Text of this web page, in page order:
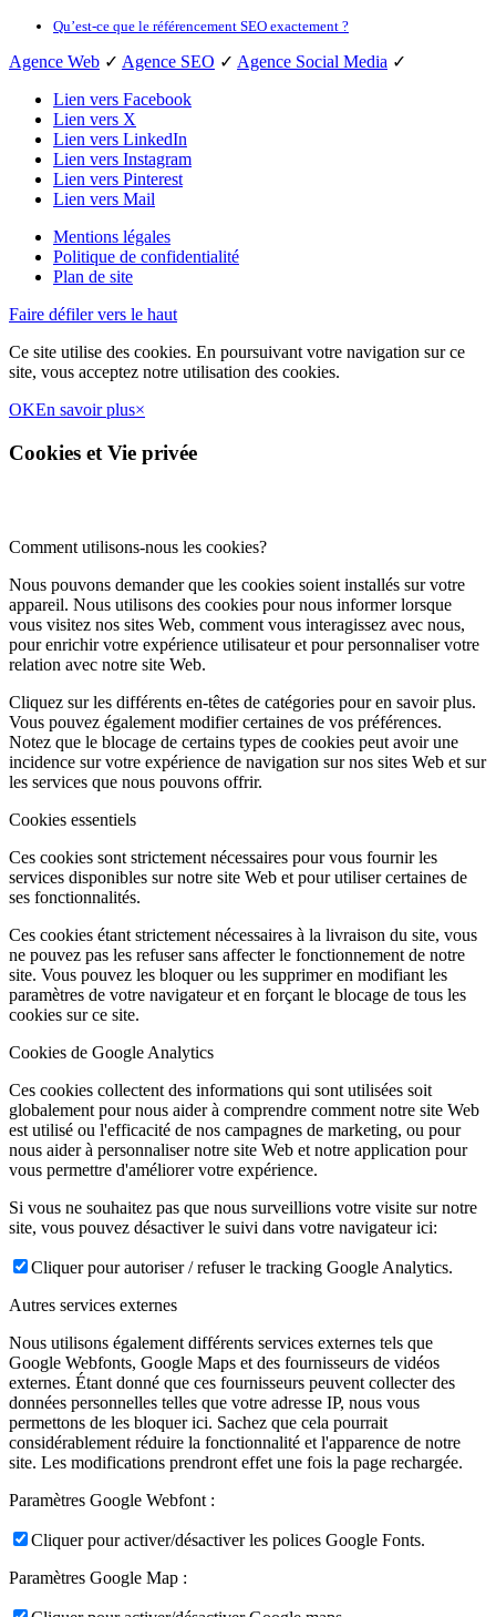
Qu’est-ce que le référencement SEO exactement ?
Agence Web ✓ Agence SEO ✓ Agence Social Media ✓
Lien vers Facebook
Lien vers X
Lien vers LinkedIn
Lien vers Instagram
Lien vers Pinterest
Lien vers Mail
Mentions légales
Politique de confidentialité
Plan de site
Faire défiler vers le haut
Ce site utilise des cookies. En poursuivant votre navigation sur ce
site, vous acceptez notre utilisation des cookies.
OKEn savoir plus×
Cookies et Vie privée
Comment utilisons-nous les cookies?
Nous pouvons demander que les cookies soient installés sur votre
appareil. Nous utilisons des cookies pour nous informer lorsque
vous visitez nos sites Web, comment vous interagissez avec nous,
pour enrichir votre expérience utilisateur et pour personnaliser votre
relation avec notre site Web.
Cliquez sur les différents en-têtes de catégories pour en savoir plus.
Vous pouvez également modifier certaines de vos préférences.
Notez que le blocage de certains types de cookies peut avoir une
incidence sur votre expérience de navigation sur nos sites Web et sur
les services que nous pouvons offrir.
Cookies essentiels
Ces cookies sont strictement nécessaires pour vous fournir les
services disponibles sur notre site Web et pour utiliser certaines de
ses fonctionnalités.
Ces cookies étant strictement nécessaires à la livraison du site, vous
ne pouvez pas les refuser sans affecter le fonctionnement de notre
site. Vous pouvez les bloquer ou les supprimer en modifiant les
paramètres de votre navigateur et en forçant le blocage de tous les
cookies sur ce site.
Cookies de Google Analytics
Ces cookies collectent des informations qui sont utilisées soit
globalement pour nous aider à comprendre comment notre site Web
est utilisé ou l'efficacité de nos campagnes de marketing, ou pour
nous aider à personnaliser notre site Web et notre application pour
vous permettre d'améliorer votre expérience.
Si vous ne souhaitez pas que nous surveillions votre visite sur notre
site, vous pouvez désactiver le suivi dans votre navigateur ici:
Cliquer pour autoriser / refuser le tracking Google Analytics.
Autres services externes
Nous utilisons également différents services externes tels que
Google Webfonts, Google Maps et des fournisseurs de vidéos
externes. Étant donné que ces fournisseurs peuvent collecter des
données personnelles telles que votre adresse IP, nous vous
permettons de les bloquer ici. Sachez que cela pourrait
considérablement réduire la fonctionnalité et l'apparence de notre
site. Les modifications prendront effet une fois la page rechargée.
Paramètres Google Webfont :
Cliquer pour activer/désactiver les polices Google Fonts.
Paramètres Google Map :